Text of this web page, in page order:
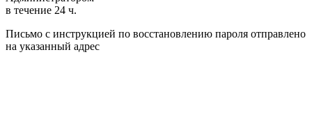
в течение 24 ч.
Письмо с инструкцией по восстановлению пароля отправлено
на указанный адрес